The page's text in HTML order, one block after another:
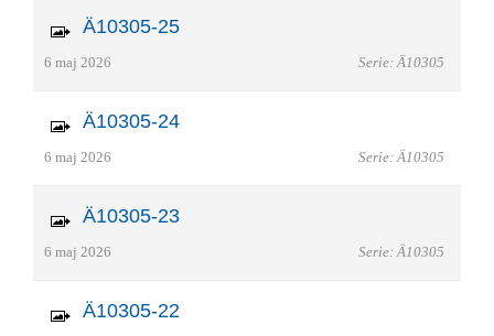
Ä10305-25
6 maj 2026 Serie: Ä10305
Ä10305-24
6 maj 2026 Serie: Ä10305
Ä10305-23
6 maj 2026 Serie: Ä10305
Ä10305-22